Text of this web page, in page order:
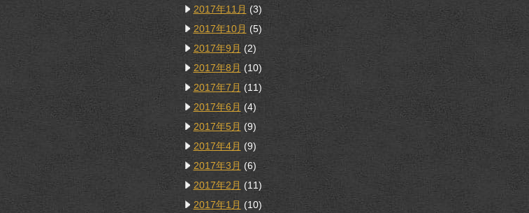
2017年11月 (3)
2017年10月 (5)
2017年9月 (2)
2017年8月 (10)
2017年7月 (11)
2017年6月 (4)
2017年5月 (9)
2017年4月 (9)
2017年3月 (6)
2017年2月 (11)
2017年1月 (10)